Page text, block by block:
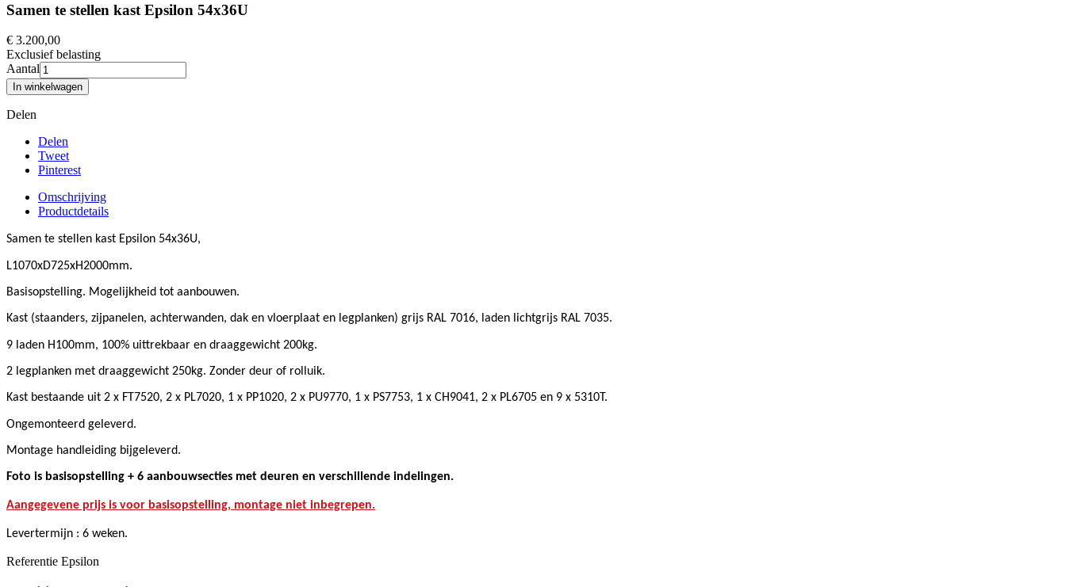
Samen te stellen kast Epsilon 54x36U
€ 3.200,00
Exclusief belasting
Aantal
In winkelwagen
Delen
Delen
Tweet
Pinterest
Omschrijving
Productdetails
Samen te stellen kast Epsilon 54x36U,
L1070xD725xH2000mm.
Basisopstelling. Mogelijkheid tot aanbouwen.
Kast (staanders, zijpanelen, achterwanden, dak en vloerplaat en legplanken) grijs RAL 7016, laden lichtgrijs RAL 7035.
9 laden H100mm, 100% uittrekbaar en draaggewicht 200kg.
2 legplanken met draaggewicht 250kg. Zonder deur of rolluik.
Kast bestaande uit 2 x FT7520, 2 x PL7020, 1 x PP1020, 2 x PU9770, 1 x PS7753, 1 x CH9041, 2 x PL6705 en 9 x 5310T.
Ongemonteerd geleverd.
Montage handleiding bijgeleverd.
Foto is basisopstelling + 6 aanbouwsecties met deuren en verschillende indelingen.
Aangegevene prijs is voor basisopstelling, montage niet inbegrepen.
Levertermijn : 6 weken.
Referentie Epsilon